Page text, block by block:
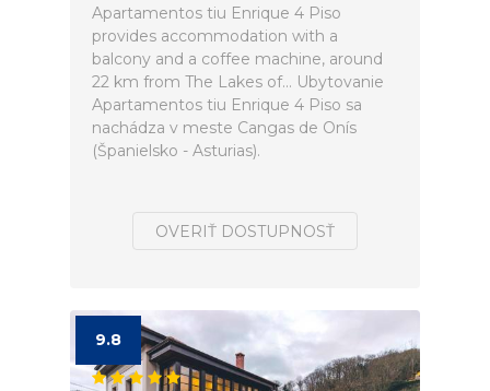
Apartamentos tiu Enrique 4 Piso
provides accommodation with a
balcony and a coffee machine, around
22 km from The Lakes of... Ubytovanie
Apartamentos tiu Enrique 4 Piso sa
nachádza v meste Cangas de Onís
(Španielsko - Asturias).
OVERIŤ DOSTUPNOSŤ
9.8